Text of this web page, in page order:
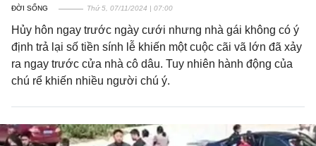
ĐỜI SỐNG Thứ 5, 07/11/2024 | 07:00
Hủy hôn ngay trước ngày cưới nhưng nhà gái không có ý
định trả lại số tiền sính lễ khiến một cuộc cãi vã lớn đã xảy
ra ngay trước cửa nhà cô dâu. Tuy nhiên hành động của
chú rể khiến nhiều người chú ý.